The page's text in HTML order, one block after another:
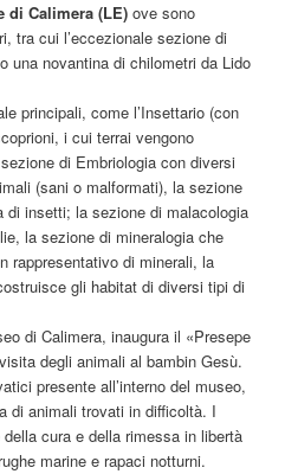
di Calimera (LE)ove sono
tra cui l’eccezionale sezione di
una novantina di chilometri da Lido
principali, come l’Insettario (con
i cui terrai vengono
di Embriologia con diversi
(sani o malformati), la sezione
di insetti; la sezione di malacologia
la sezione di mineralogia che
rappresentativo di minerali, la
gli habitat di diversi tipi di
di Calimera, inaugura il «Presepe
degli animali al bambin Gesù.
presente all’interno del museo,
di animali trovati in difficoltà. I
cura e della rimessa in libertà
marine e rapaci notturni.